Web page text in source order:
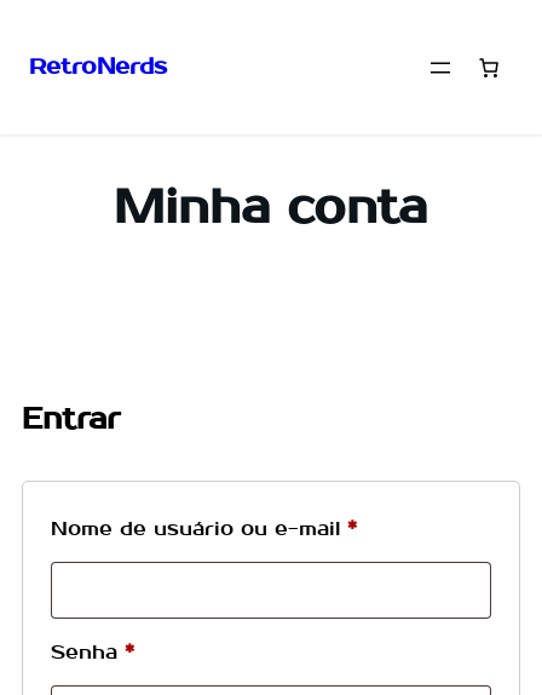
RetroNerds
Minha conta
Entrar
Nome de usuário ou e-mail *
Senha *